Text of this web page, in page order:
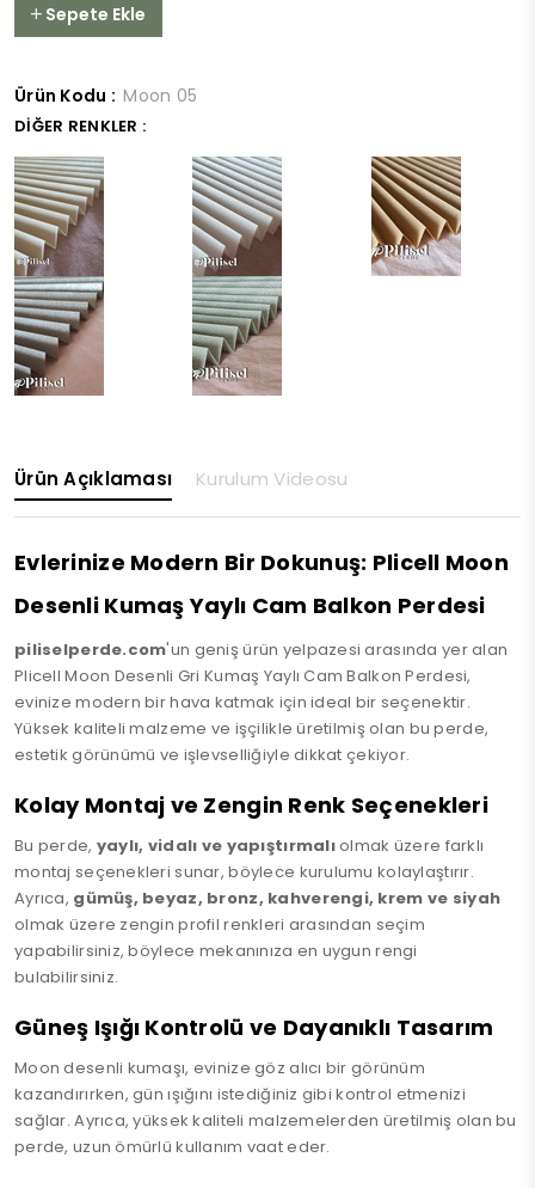
Sepete Ekle
Ürün Kodu : Moon 05
DIĞER RENKLER :
Ürün Açıklaması Kurulum Videosu
Evlerinize Modern Bir Dokunuş: Plicell Moon
Desenli Kumaş Yaylı Cam Balkon Perdesi
piliselperde.com'un geniş ürün yelpazesi arasında yer alan
Plicell Moon Desenli Gri Kumaş Yaylı Cam Balkon Perdesi,
evinize modern bir hava katmak için ideal bir seçenektir.
Yüksek kaliteli malzeme ve işçilikle üretilmiş olan bu perde,
estetik görünümü ve işlevselliğiyle dikkat çekiyor.
Kolay Montaj ve Zengin Renk Seçenekleri
Bu perde, yaylı, vidalı ve yapıştırmalıolmak üzere farklı
montaj seçenekleri sunar, böylece kurulumu kolaylaştırır.
Ayrıca, gümüş, beyaz, bronz, kahverengi, krem ve siyah
olmak üzere zengin profil renkleri arasından seçim
yapabilirsiniz, böylece mekanınıza en uygun rengi
bulabilirsiniz.
Güneş Işığı Kontrolü ve Dayanıklı Tasarım
Moon desenli kumaşı, evinize göz alıcı bir görünüm
kazandırırken, gün ışığını istediğiniz gibi kontrol etmenizi
sağlar. Ayrıca, yüksek kaliteli malzemelerden üretilmiş olan bu
perde, uzun ömürlü kullanım vaat eder.